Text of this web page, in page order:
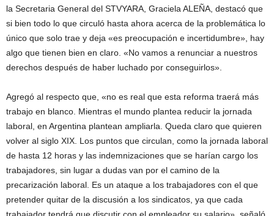
la Secretaria General del STVYARA, Graciela ALEÑA, destacó que
si bien todo lo que circuló hasta ahora acerca de la problemática lo
único que solo trae y deja «es preocupación e incertidumbre», hay
algo que tienen bien en claro. «No vamos a renunciar a nuestros
derechos después de haber luchado por conseguirlos».
Agregó al respecto que, «no es real que esta reforma traerá más
trabajo en blanco. Mientras el mundo plantea reducir la jornada
laboral, en Argentina plantean ampliarla. Queda claro que quieren
volver al siglo XIX. Los puntos que circulan, como la jornada laboral
de hasta 12 horas y las indemnizaciones que se harían cargo los
trabajadores, sin lugar a dudas van por el camino de la
precarización laboral. Es un ataque a los trabajadores con el que
pretender quitar de la discusión a los sindicatos, ya que cada
trabajador tendrá que discutir con el empleador su salario», señaló.